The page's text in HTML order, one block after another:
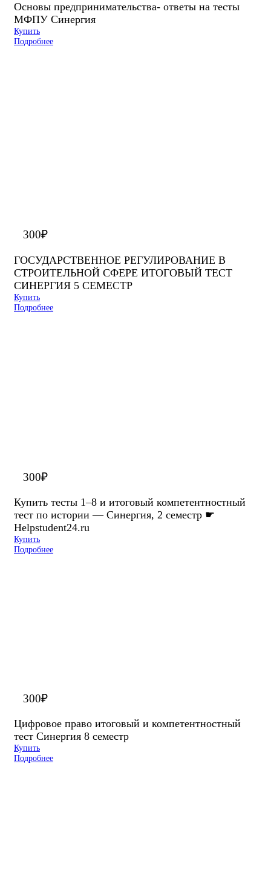
Основы предпринимательства- ответы на тесты
МФПУ Синергия
Купить
Подробнее
300₽
ГОСУДАРСТВЕННОЕ РЕГУЛИРОВАНИЕ В
СТРОИТЕЛЬНОЙ СФЕРЕ ИТОГОВЫЙ ТЕСТ
СИНЕРГИЯ 5 СЕМЕСТР
Купить
Подробнее
300₽
Купить тесты 1–8 и итоговый компетентностный
тест по истории — Синергия, 2 семестр ☛
Helpstudent24.ru
Купить
Подробнее
300₽
Цифровое право итоговый и компетентностный
тест Синергия 8 семестр
Купить
Подробнее